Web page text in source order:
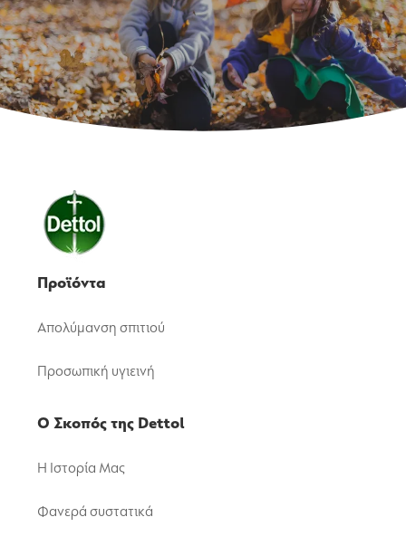
Προϊόντα
Απολύμανση σπιτιού
Προσωπική υγιεινή
Ο Σκοπός της Dettol
Η Ιστορία Μας
Φανερά συστατικά